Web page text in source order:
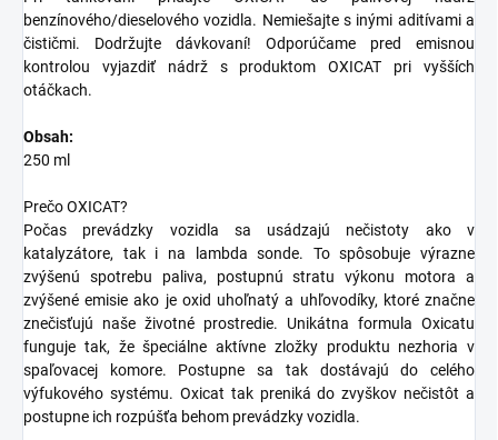
benzínového/dieselového vozidla. Nemiešajte s inými aditívami a
čističmi. Dodržujte dávkovaní! Odporúčame pred emisnou
kontrolou vyjazdiť nádrž s produktom OXICAT pri vyšších
otáčkach.
Obsah:
250 ml
Prečo OXICAT?
Počas prevádzky vozidla sa usádzajú nečistoty ako v
katalyzátore, tak i na lambda sonde. To spôsobuje výrazne
zvýšenú spotrebu paliva, postupnú stratu výkonu motora a
zvýšené emisie ako je oxid uhoľnatý a uhľovodíky, ktoré značne
znečisťujú naše životné prostredie. Unikátna formula Oxicatu
funguje tak, že špeciálne aktívne zložky produktu nezhoria v
spaľovacej komore. Postupne sa tak dostávajú do celého
výfukového systému. Oxicat tak preniká do zvyškov nečistôt a
postupne ich rozpúšťa behom prevádzky vozidla.